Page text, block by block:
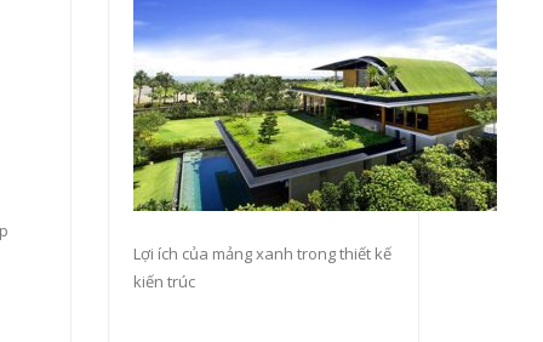
Lợi ích của mảng xanh trong thiết kế
kiến trúc